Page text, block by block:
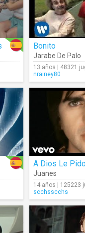
Bonito
Jarabe De Palo
13 años | 48321
nrainey80
A Dios Le
Juanes
14 años | 125223
scchsscchs